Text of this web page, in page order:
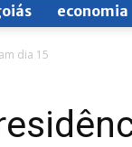
economia
dia 15